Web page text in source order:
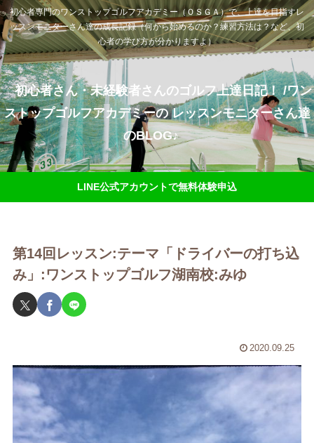
初心者専門のワンストップゴルフアカデミー（ＯＳＧＡ）で、上達を目指すレ
ッスンモニターさん達の成長記録（何から始めるのか？練習方法は？など、初
心者の学び方が分かりますよ）
初心者さん・未経験者さんのゴルフ上達日記！ /ワン
ストップゴルフアカデミーの レッスンモニターさん達
のBLOG♪
LINE公式アカウントで無料体験申込
第14回レッスン:テーマ「ドライバーの打ち込
み」:ワンストップゴルフ湖南校:みゆ
2020.09.25